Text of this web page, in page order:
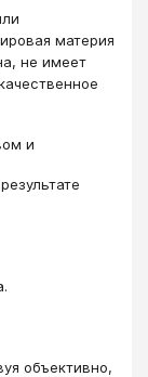
материя
не имеет
и
объективно,